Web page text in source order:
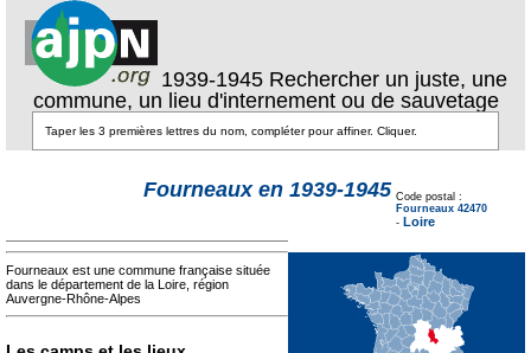
1939-1945 Rechercher un juste, une
commune, un lieu d'internement ou de sauvetage
Fourneaux en 1939-1945 Code postal :
Fourneaux 42470
- Loire
Fourneaux est une commune française située
dans le département de la Loire, région
Auvergne-Rhône-Alpes